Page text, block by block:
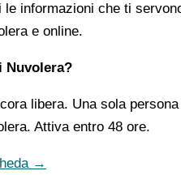
le informazioni che ti
e online.
Nuvolera?
libera. Una sola
Attiva entro 48 ore.
→